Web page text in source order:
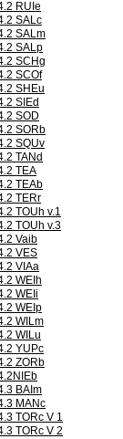
RUIe
SALc
SALm
SALp
SCHg
SCOf
SHEu
SIEd
SOD
SORb
SQUv
TANd
TEA
TEAb
TERr
TOUh v.1
TOUh v.3
Vaib
VES
VIAa
WEIh
WEIi
WEIp
WILm
WILu
YUPc
ZORb
BAIm
MANc
TORc V 1
TORc V 2